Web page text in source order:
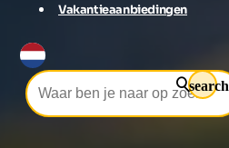
Vakantieaanbiedingen
search